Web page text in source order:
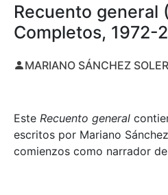
Recuento general
Completos, 1972-
MARIANO SÁNCHEZ SOLER
Este Recuento general
escritos por Mariano
comienzos como narrador